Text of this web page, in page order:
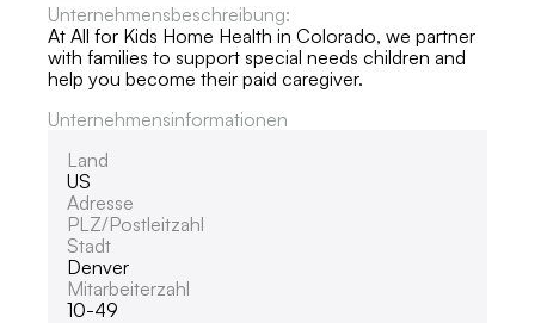
Unternehmensbeschreibung:
At All for Kids Home Health in Colorado, we partner
with families to support special needs children and
help you become their paid caregiver.
Unternehmensinformationen
Land
US
Adresse
PLZ/Postleitzahl
Stadt
Denver
Mitarbeiterzahl
10-49